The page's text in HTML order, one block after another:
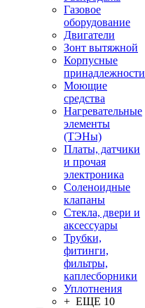
Газовое
оборудование
Двигатели
Зонт вытяжной
Корпусные
принадлежности
Моющие
средства
Нагревательные
элементы
(ТЭНы)
Платы, датчики
и прочая
электроника
Соленоидные
клапаны
Стекла, двери и
аксессуары
Трубки,
фитинги,
фильтры,
каплесборники
Уплотнения
+ ЕЩЕ 10